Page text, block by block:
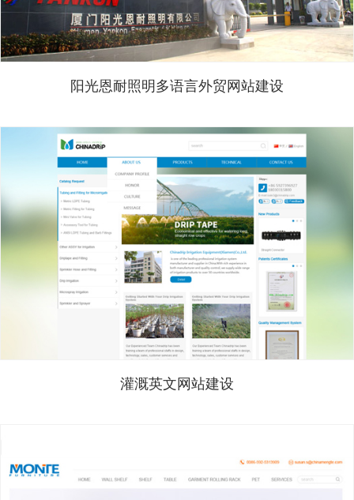
阳光恩耐照明多语言外贸网站建设
灌溉英文网站建设